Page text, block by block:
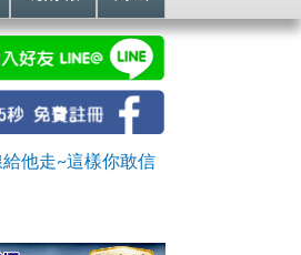
他走~這樣你敢信